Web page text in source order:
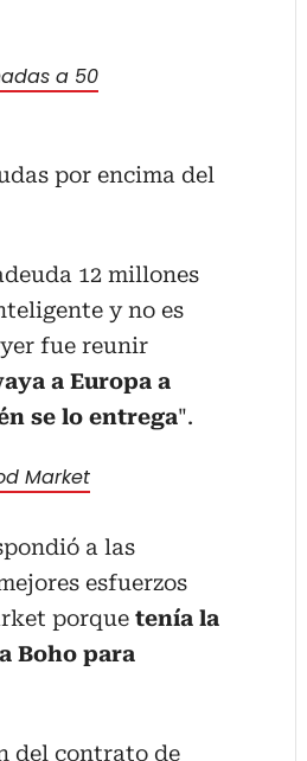
a 50
por encima del
12 millones
y no es
fue reunir
a Europa a
se lo entrega".
Market
a las
esfuerzos
porque tenía la
Boho para
del contrato de